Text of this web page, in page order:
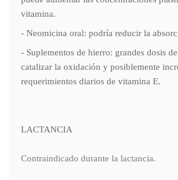
vitamina.
- Neomicina oral: podría reducir la
- Suplementos de hierro: grandes dosis
catalizar la oxidación y posiblemente
requerimientos diarios de vitamina E.
LACTANCIA
Contraindicado durante la lactancia.